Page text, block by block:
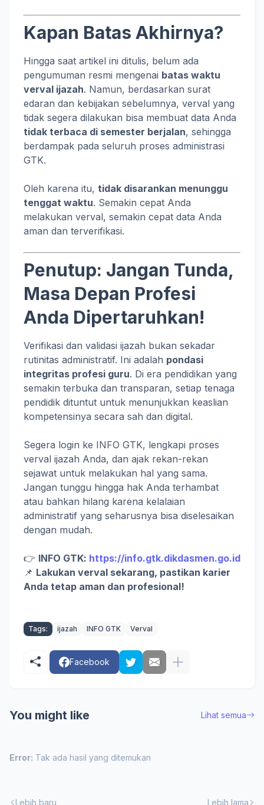
Kapan Batas Akhirnya?
Hingga saat artikel ini ditulis, belum ada
pengumuman resmi mengenai batas waktu
verval ijazah. Namun, berdasarkan surat
edaran dan kebijakan sebelumnya, verval yang
tidak segera dilakukan bisa membuat data Anda
tidak terbaca di semester berjalan, sehingga
berdampak pada seluruh proses administrasi
GTK.
Oleh karena itu, tidak disarankan menunggu
tenggat waktu. Semakin cepat Anda
melakukan verval, semakin cepat data Anda
aman dan terverifikasi.
Penutup: Jangan Tunda,
Masa Depan Profesi
Anda Dipertaruhkan!
Verifikasi dan validasi ijazah bukan sekadar
rutinitas administratif. Ini adalah pondasi
integritas profesi guru. Di era pendidikan yang
semakin terbuka dan transparan, setiap tenaga
pendidik dituntut untuk menunjukkan keaslian
kompetensinya secara sah dan digital.
Segera login ke INFO GTK, lengkapi proses
verval ijazah Anda, dan ajak rekan-rekan
sejawat untuk melakukan hal yang sama.
Jangan tunggu hingga hak Anda terhambat
atau bahkan hilang karena kelalaian
administratif yang seharusnya bisa diselesaikan
dengan mudah.
👉 INFO GTK: https://info.gtk.dikdasmen.go.id
📌 Lakukan verval sekarang, pastikan karier
Anda tetap aman dan profesional!
Tags: ijazah INFO GTK Verval
Facebook
You might like Lihat semua
Error: Tak ada hasil yang ditemukan
Lebih baru Lebih lama